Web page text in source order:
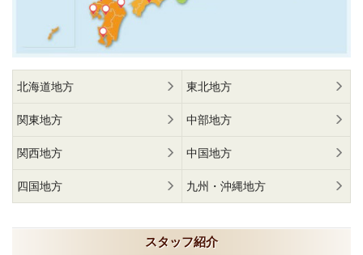
北海道地方 東北地方
関東地方 中部地方
関西地方 中国地方
四国地方 九州・沖縄地方
スタッフ紹介